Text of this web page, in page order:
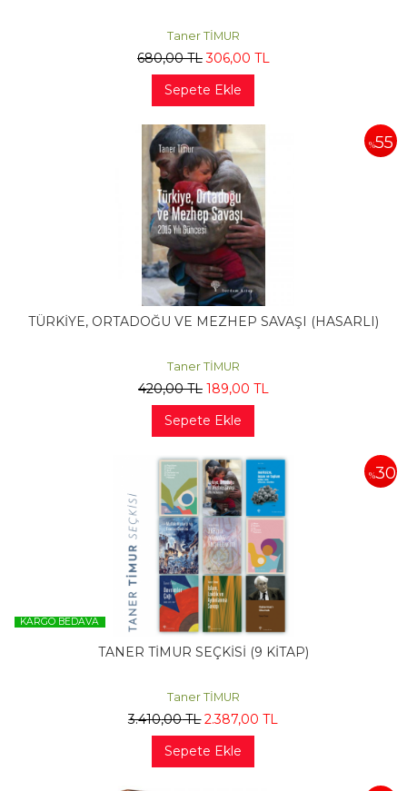
Taner TİMUR
680,00TL 306,00 TL
Sepete Ekle
%55
TÜRKİYE, ORTADOĞU VE MEZHEP SAVAŞI (HASARLI)
Taner TİMUR
420,00TL 189,00 TL
Sepete Ekle
%30
KARGO BEDAVA
TANER TİMUR SEÇKİSİ (9 KİTAP)
Taner TİMUR
3.410,00TL 2.387,00 TL
Sepete Ekle